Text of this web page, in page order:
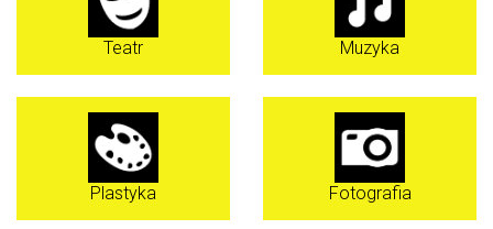
Teatr Muzyka
Plastyka Fotografia